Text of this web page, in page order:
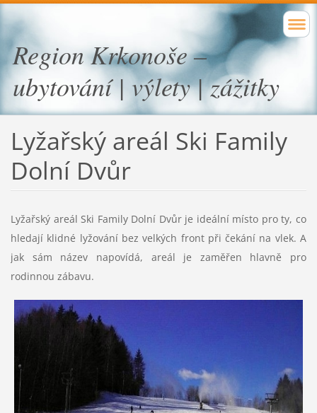
Region Krkonoše –
ubytování | výlety | zážitky
Lyžařský areál Ski Family
Dolní Dvůr
Lyžařský areál Ski Family Dolní Dvůr je ideální místo pro ty, co
hledají klidné lyžování bez velkých front při čekání na vlek. A
jak sám název napovídá, areál je zaměřen hlavně pro
rodinnou zábavu.